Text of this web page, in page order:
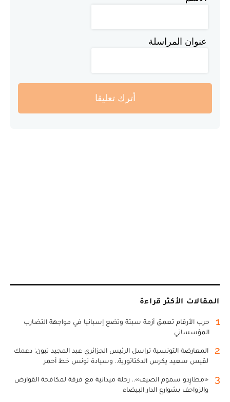
عنوان المراسلة
أترك تعليقا
المقالات الأكثر قراءة
1
حرب الأرقام تعمق أزمة سبتة وتضع إسبانيا في مواجهة التضارب
المؤسساتي
2
المعارضة التونسية تراسل الرئيس الجزائري عبد المجيد تبون: دعمك
لقيس سعيد يكرس الدكتاتورية.. وسيادة تونس خط أحمر
3
«مطارِدو سموم الصيف».. رحلة ميدانية مع فرقة لمكافحة القوارض
والزواحف بشوارع الدار البيضاء